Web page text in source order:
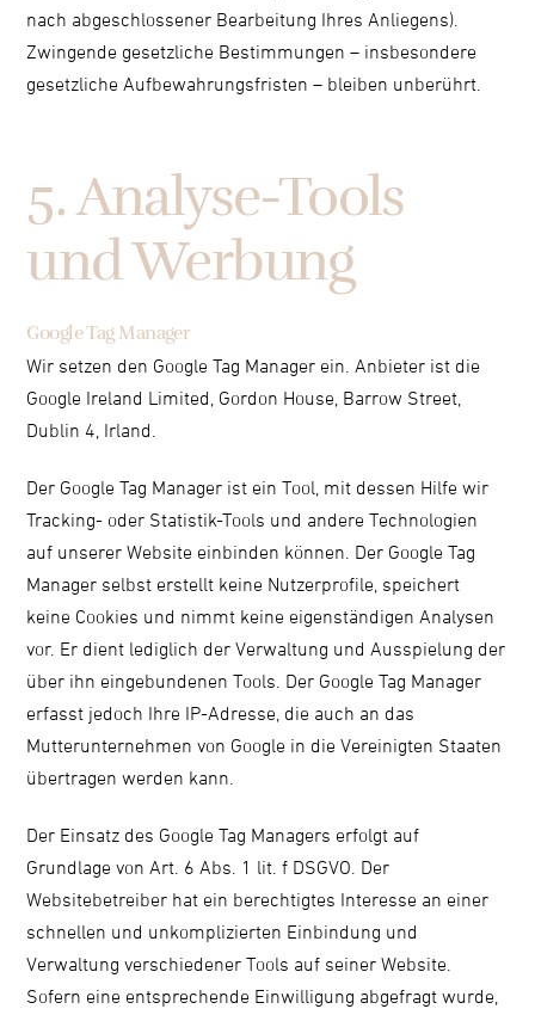
nach abgeschlossener Bearbeitung Ihres Anliegens).
Zwingende gesetzliche Bestimmungen – insbesondere
gesetzliche Aufbewahrungsfristen – bleiben unberührt.
5. Analyse-Tools
und Werbung
Google Tag Manager
Wir setzen den Google Tag Manager ein. Anbieter ist die
Google Ireland Limited, Gordon House, Barrow Street,
Dublin 4, Irland.
Der Google Tag Manager ist ein Tool, mit dessen Hilfe wir
Tracking- oder Statistik-Tools und andere Technologien
auf unserer Website einbinden können. Der Google Tag
Manager selbst erstellt keine Nutzerprofile, speichert
keine Cookies und nimmt keine eigenständigen Analysen
vor. Er dient lediglich der Verwaltung und Ausspielung der
über ihn eingebundenen Tools. Der Google Tag Manager
erfasst jedoch Ihre IP-Adresse, die auch an das
Mutterunternehmen von Google in die Vereinigten Staaten
übertragen werden kann.
Der Einsatz des Google Tag Managers erfolgt auf
Grundlage von Art. 6 Abs. 1 lit. f DSGVO. Der
Websitebetreiber hat ein berechtigtes Interesse an einer
schnellen und unkomplizierten Einbindung und
Verwaltung verschiedener Tools auf seiner Website.
Sofern eine entsprechende Einwilligung abgefragt wurde,